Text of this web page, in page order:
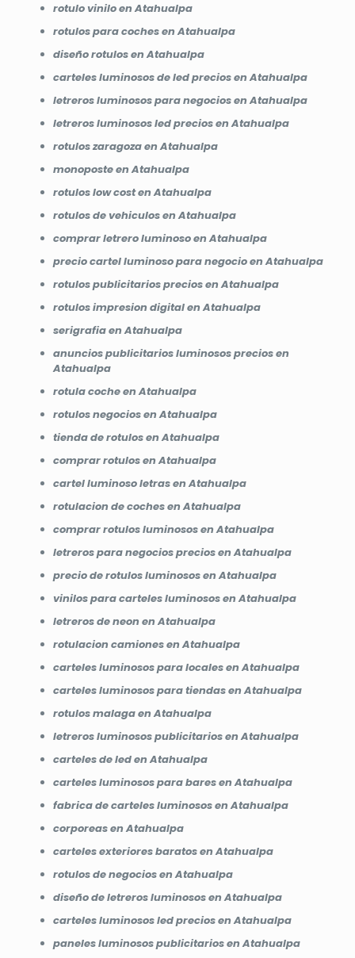
rotulo vinilo en Atahualpa
rotulos para coches en Atahualpa
diseño rotulos en Atahualpa
carteles luminosos de led precios en Atahualpa
letreros luminosos para negocios en Atahualpa
letreros luminosos led precios en Atahualpa
rotulos zaragoza en Atahualpa
monoposte en Atahualpa
rotulos low cost en Atahualpa
rotulos de vehiculos en Atahualpa
comprar letrero luminoso en Atahualpa
precio cartel luminoso para negocio en Atahualpa
rotulos publicitarios precios en Atahualpa
rotulos impresion digital en Atahualpa
serigrafia en Atahualpa
anuncios publicitarios luminosos precios en
Atahualpa
rotula coche en Atahualpa
rotulos negocios en Atahualpa
tienda de rotulos en Atahualpa
comprar rotulos en Atahualpa
cartel luminoso letras en Atahualpa
rotulacion de coches en Atahualpa
comprar rotulos luminosos en Atahualpa
letreros para negocios precios en Atahualpa
precio de rotulos luminosos en Atahualpa
vinilos para carteles luminosos en Atahualpa
letreros de neon en Atahualpa
rotulacion camiones en Atahualpa
carteles luminosos para locales en Atahualpa
carteles luminosos para tiendas en Atahualpa
rotulos malaga en Atahualpa
letreros luminosos publicitarios en Atahualpa
carteles de led en Atahualpa
carteles luminosos para bares en Atahualpa
fabrica de carteles luminosos en Atahualpa
corporeas en Atahualpa
carteles exteriores baratos en Atahualpa
rotulos de negocios en Atahualpa
diseño de letreros luminosos en Atahualpa
carteles luminosos led precios en Atahualpa
paneles luminosos publicitarios en Atahualpa